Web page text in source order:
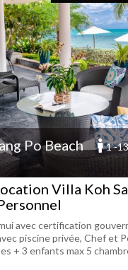
Po Beach 1 -13
Villa Koh
avec certification
piscine privée, Chef et
+ 3 enfants max 5